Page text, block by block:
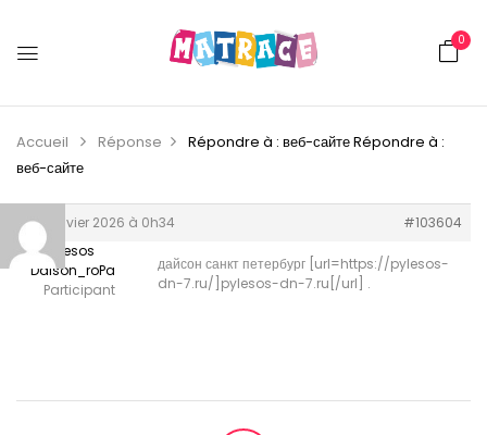
0
Accueil Réponse Répondre à : веб-сайтеRépondre à :
веб-сайте
30 janvier 2026 à 0h34
#103604
Pilesos
Daison_roPa
Participant
дайсон санкт петербург [url=https://pylesos-
dn-7.ru/]pylesos-dn-7.ru[/url] .